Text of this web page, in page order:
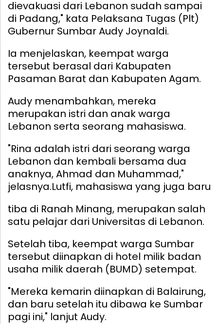
dievakuasi dari Lebanon sudah sampai
di Padang," kata Pelaksana Tugas (Plt)
Gubernur Sumbar Audy Joynaldi.
Ia menjelaskan, keempat warga
tersebut berasal dari Kabupaten
Pasaman Barat dan Kabupaten Agam.
Audy menambahkan, mereka
merupakan istri dan anak warga
Lebanon serta seorang mahasiswa.
"Rina adalah istri dari seorang warga
Lebanon dan kembali bersama dua
anaknya, Ahmad dan Muhammad,"
jelasnya.Lutfi, mahasiswa yang juga baru
tiba di Ranah Minang, merupakan salah
satu pelajar dari Universitas di Lebanon.
Setelah tiba, keempat warga Sumbar
tersebut diinapkan di hotel milik badan
usaha milik daerah (BUMD) setempat.
"Mereka kemarin diinapkan di Balairung,
dan baru setelah itu dibawa ke Sumbar
pagi ini," lanjut Audy.